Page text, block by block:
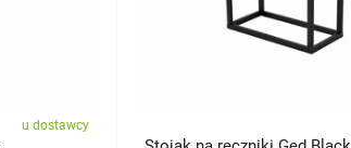
u dostawcy